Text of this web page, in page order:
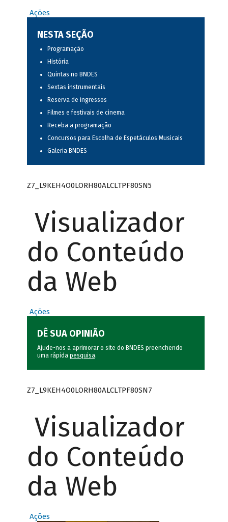
Ações
NESTA SEÇÃO
Programação
História
Quintas no BNDES
Sextas instrumentais
Reserva de ingressos
Filmes e festivais de cinema
Receba a programação
Concursos para Escolha de Espetáculos Musicais
Galeria BNDES
Z7_L9KEH4O0LORH80ALCLTPF80SN5
Visualizador
do Conteúdo
da Web
Ações
DÊ SUA OPINIÃO
Ajude-nos a aprimorar o site do BNDES preenchendo
uma rápida pesquisa.
Z7_L9KEH4O0LORH80ALCLTPF80SN7
Visualizador
do Conteúdo
da Web
Ações